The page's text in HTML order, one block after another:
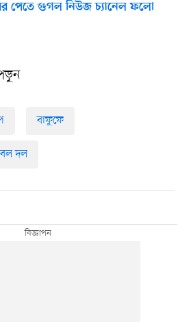
পেতে গুগল নিউজ চ্যানেল ফলো
বাফুফে
দল